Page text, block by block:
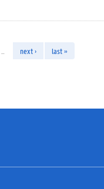
next › last »